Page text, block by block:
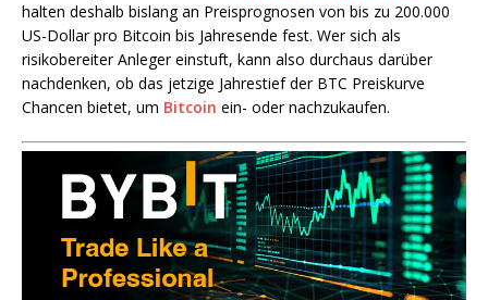
halten deshalb bislang an Preisprognosen von bis zu 200.000
US-Dollar pro Bitcoin bis Jahresende fest. Wer sich als
risikobereiter Anleger einstuft, kann also durchaus darüber
nachdenken, ob das jetzige Jahrestief der BTC Preiskurve
Chancen bietet, um Bitcoin ein- oder nachzukaufen.